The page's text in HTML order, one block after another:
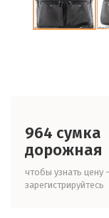
964 сумка
дорожная
чтобы узнать цену -
зарегистрируйтесь